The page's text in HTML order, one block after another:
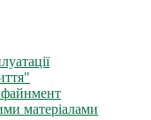
матеріалами